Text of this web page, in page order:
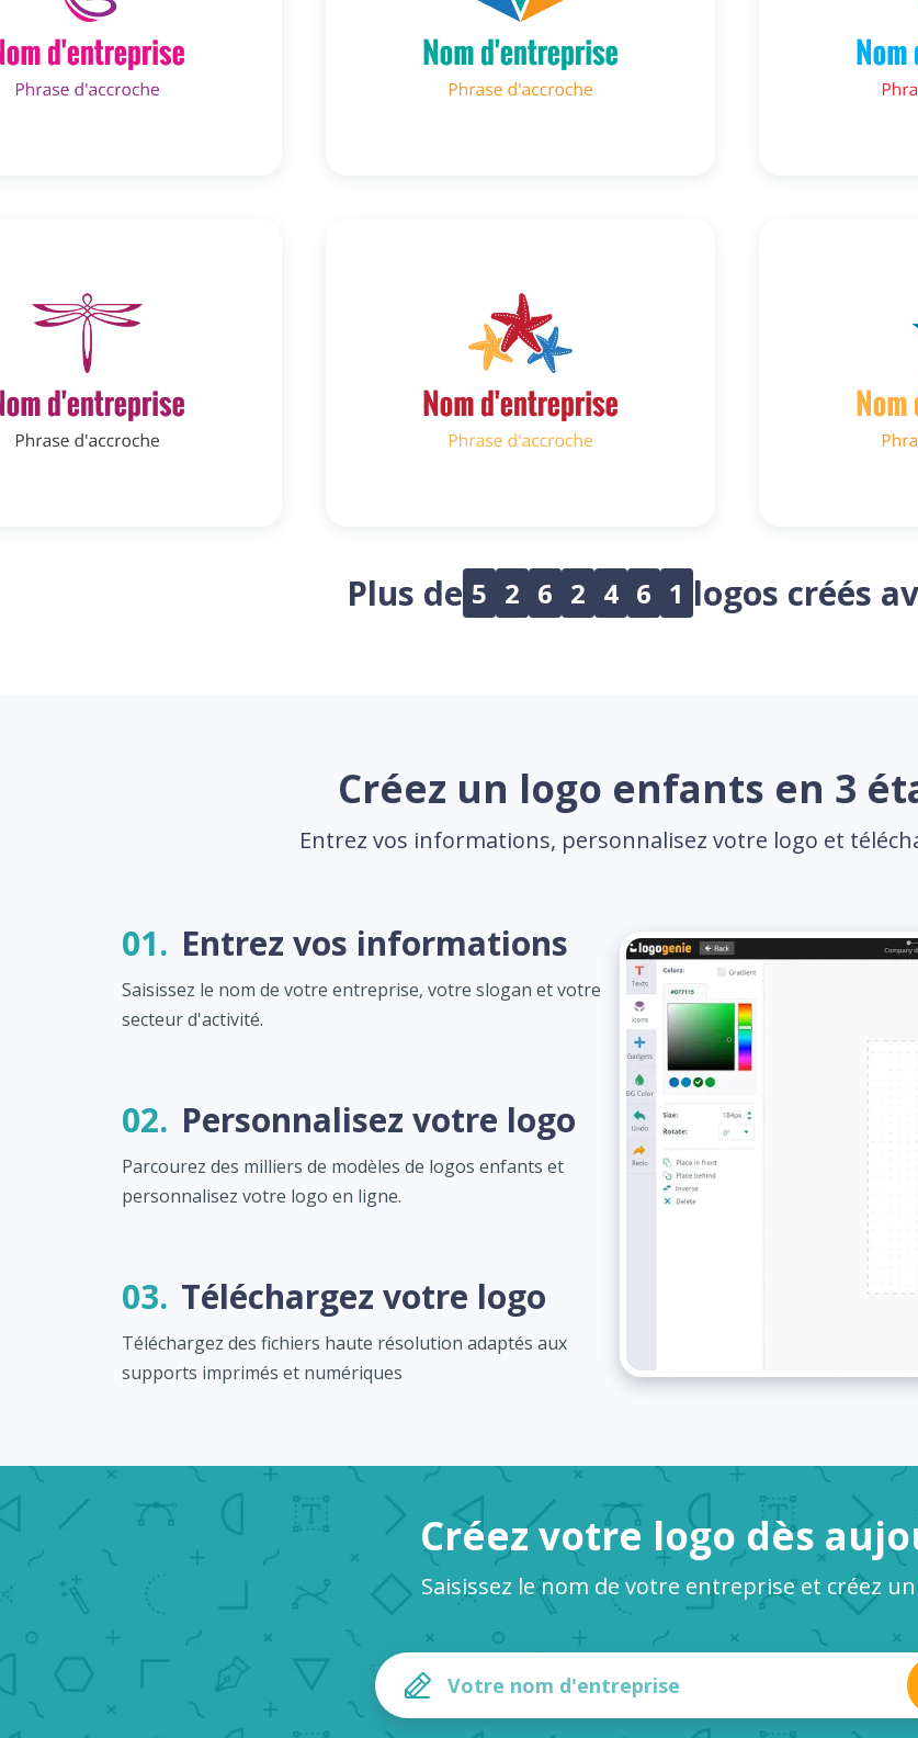
Plus de 5 2 6 2 4 6 1 logos créés
Créez un logo enfants en 3
Entrez vos informations, personnalisez votre logo et
01. Entrez vos informations
Saisissez le nom de votre entreprise, votre slogan et votre
secteur d'activité.
02. Personnalisez votre logo
Parcourez des milliers de modèles de logos enfants et
personnalisez votre logo en ligne.
03. Téléchargez votre logo
Téléchargez des fichiers haute résolution adaptés aux
supports imprimés et numériques
Créez votre logo dès
Saisissez le nom de votre entreprise et créez